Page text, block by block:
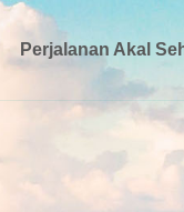
Perjalanan Akal